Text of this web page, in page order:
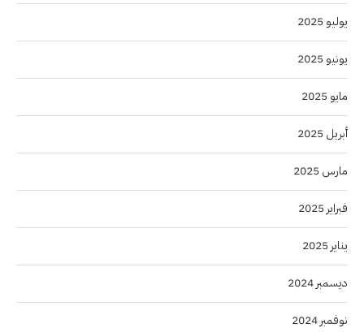
يوليو 2025
يونيو 2025
مايو 2025
أبريل 2025
مارس 2025
فبراير 2025
يناير 2025
ديسمبر 2024
نوفمبر 2024